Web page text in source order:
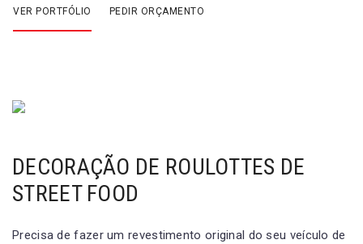
VER PORTFÓLIO PEDIR ORÇAMENTO
DECORAÇÃO DE ROULOTTES DE
STREET FOOD
Precisa de fazer um revestimento original do seu veículo de